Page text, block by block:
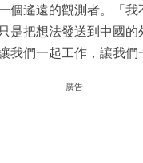
個遙遠的觀測者。「我
是把想法發送到中國的
我們一起工作，讓我們
廣告